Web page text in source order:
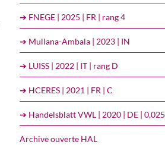
➔ FNEGE | 2025 | FR | rang 4
➔ Mullana-Ambala | 2023 | IN
➔ LUISS | 2022 | IT | rang D
➔ HCERES | 2021 | FR | C
➔ Handelsblatt VWL | 2020 | DE | 0,025
Archive ouverte HAL